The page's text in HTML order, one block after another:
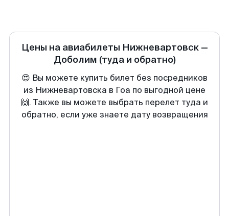
Цены на авиабилеты Нижневартовск—
Доболим (туда и обратно)
😍 Вы можете купить билет без посредников
из Нижневартовска в Гоа по выгодной цене
🙌. Также вы можете выбрать перелет туда и
обратно, если уже знаете дату возвращения